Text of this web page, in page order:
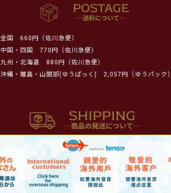
全国
660円（佐川急便）
中国・四国
770円（佐川急便）
九州・北海道
880円（佐川急便）
沖縄・離島・山間部(ゆうぱっく)
2,057円（ゆうパック）